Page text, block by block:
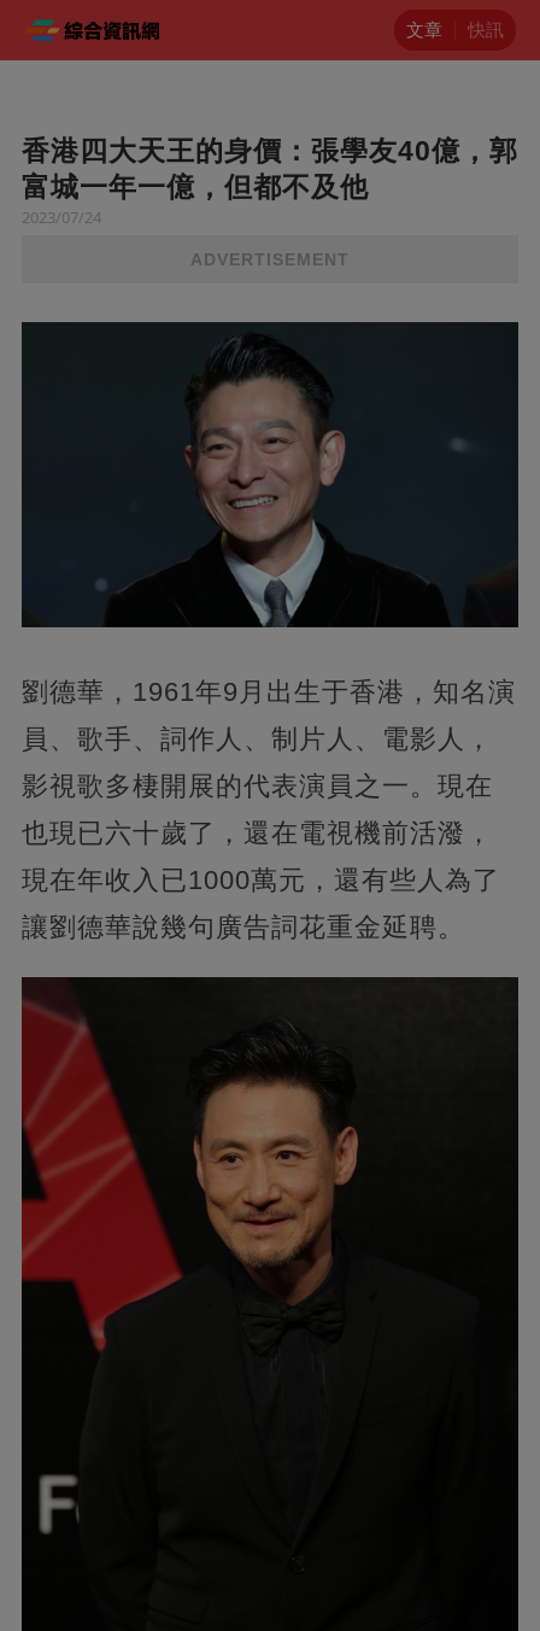
文章 快訊
香港四大天王的身價：張學友40億，郭
富城一年一億，但都不及他
2023/07/24
ADVERTISEMENT
劉德華，1961年9月出生于香港，知名演
員、歌手、詞作人、制片人、電影人，
影視歌多棲開展的代表演員之一。現在
也現已六十歲了，還在電視機前活潑，
現在年收入已1000萬元，還有些人為了
讓劉德華說幾句廣告詞花重金延聘。